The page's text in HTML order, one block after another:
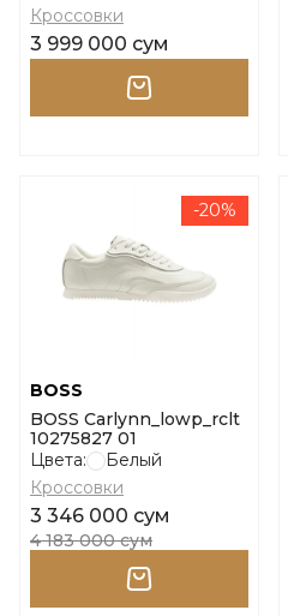
Кроссовки
3 999 000 сум
-20%
BOSS
BOSS Carlynn_lowp_rclt
10275827 01
Цвета:
Белый
Кроссовки
3 346 000 сум
4 183 000 сум